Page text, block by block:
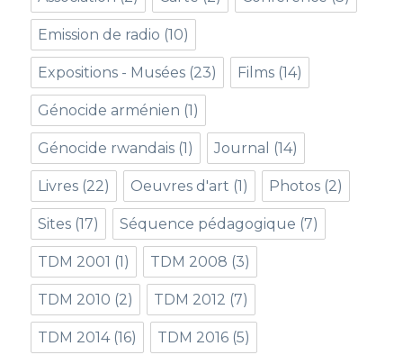
Emission de radio (10)
Expositions - Musées (23) Films (14)
Génocide arménien (1)
Génocide rwandais (1) Journal (14)
Livres (22) Oeuvres d'art (1) Photos (2)
Sites (17) Séquence pédagogique (7)
TDM 2001 (1) TDM 2008 (3)
TDM 2010 (2) TDM 2012 (7)
TDM 2014(16) TDM 2016 (5)